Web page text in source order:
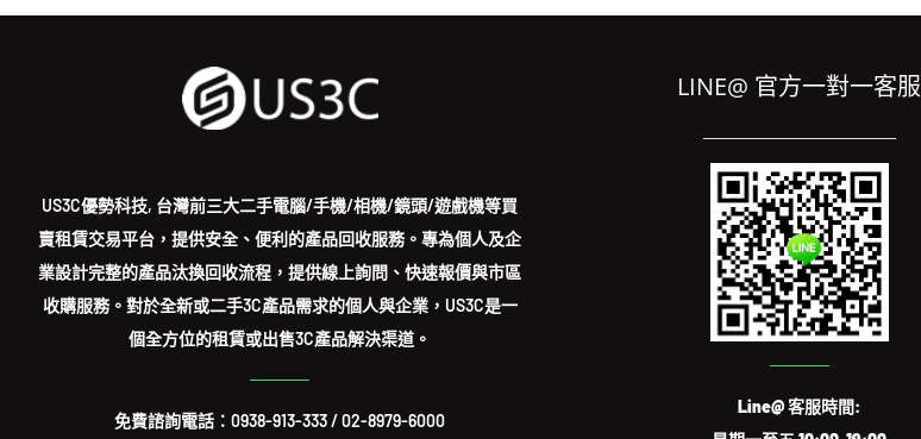
US3C優勢科技, 台灣前三大二手電腦/手機/相機/鏡頭/遊戲機等買
賣租賃交易平台，提供安全、便利的產品回收服務。專為個人及企
業設計完整的產品汰換回收流程，提供線上詢問、快速報價與市區
收購服務。對於全新或二手3C產品需求的個人與企業，US3C是一
個全方位的租賃或出售3C產品解決渠道。
免費諮詢電話：0938-913-333/02-8979-6000
LINE@ 官方一對一客服
Line@ 客服時間: